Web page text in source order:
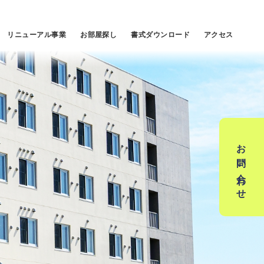
リニューアル事業 お部屋探し 書式ダウンロード アクセス
お問い合わせ